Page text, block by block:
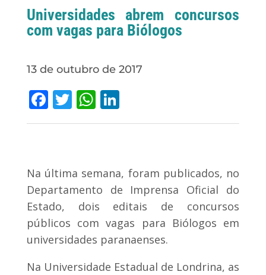
Universidades abrem concursos
com vagas para Biólogos
13 de outubro de 2017
Facebook
Twitter
WhatsApp
LinkedIn
Na última semana, foram publicados, no
Departamento de Imprensa Oficial do
Estado, dois editais de concursos
públicos com vagas para Biólogos em
universidades paranaenses.
Na Universidade Estadual de Londrina, as